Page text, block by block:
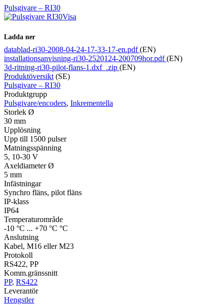
Pulsgivare – RI30
Visa
Ladda ner
datablad-ri30-2008-04-24-17-33-17-en.pdf(EN)
installationsanvisning-ri30-2520124-200709hor.pdf(EN)
3d-ritning-ri30-pilot-flans-1.dxf_.zip (EN)
Produktöversikt (SE)
Pulsgivare – RI30
Produktgrupp
Pulsgivare/encoders, Inkrementella
Storlek Ø
30 mm
Upplösning
Upp till 1500 pulser
Matningsspänning
5, 10-30 V
Axeldiameter Ø
5 mm
Infästningar
Synchro fläns, pilot fläns
IP-klass
IP64
Temperaturområde
-10 °C ... +70 °C °C
Anslutning
Kabel, M16 eller M23
Protokoll
RS422, PP
Komm.gränssnitt
PP, RS422
Leverantör
Hengstler